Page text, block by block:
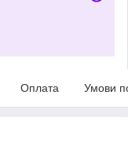
Оплата Умови